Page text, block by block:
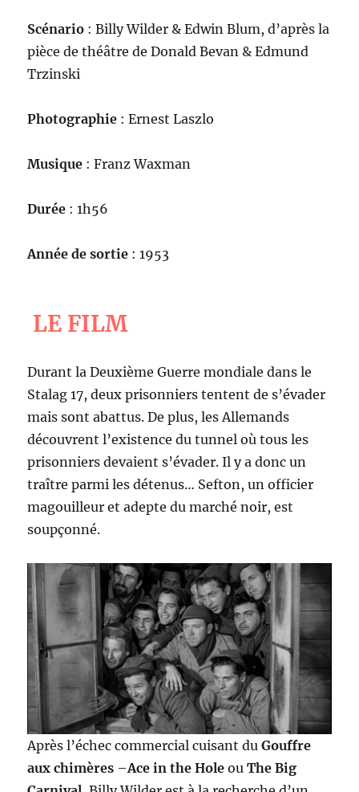
Scénario : Billy Wilder & Edwin Blum, d’après la
pièce de théâtre de Donald Bevan & Edmund
Trzinski
Photographie : Ernest Laszlo
Musique : Franz Waxman
Durée : 1h56
Année de sortie : 1953
LE FILM
Durant la Deuxième Guerre mondiale dans le
Stalag 17, deux prisonniers tentent de s’évader
mais sont abattus. De plus, les Allemands
découvrent l’existence du tunnel où tous les
prisonniers devaient s’évader. Il y a donc un
traître parmi les détenus… Sefton, un officier
magouilleur et adepte du marché noir, est
soupçonné.
Après l’échec commercial cuisant duGouffre
aux chimères –Ace in the Hole ouThe Big